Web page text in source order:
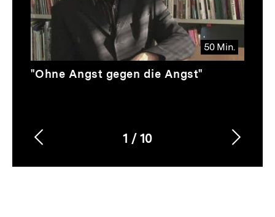
50 Min.
Video
Dauer
"Ohne Angst gegen die Angst"
Karussellinhalt
1
von
/ 10
Vorherigen
Inhalt
Inhalt